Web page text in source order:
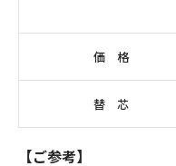
価 格
替 芯
【ご参考】